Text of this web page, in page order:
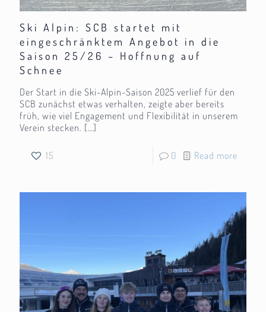
Ski Alpin: SCB startet mit
eingeschränktem Angebot in die
Saison 25/26 – Hoffnung auf
Schnee
Der Start in die Ski-Alpin-Saison 2025 verlief für den
SCB zunächst etwas verhalten, zeigte aber bereits
früh, wie viel Engagement und Flexibilität in unserem
Verein stecken. […]
15 0 Read more